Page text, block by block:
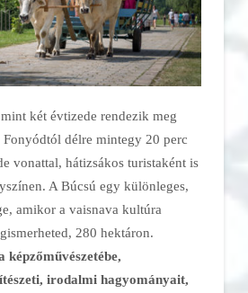
két évtizede rendezik meg
délre mintegy 20 perc
vonattal, hátizsákos turistaként is
A Búcsú egy különleges,
amikor a vaisnava kultúra
280 hektáron.
képzőművészetébe,
irodalmi hagyományait,